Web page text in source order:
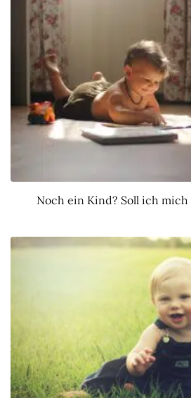
Noch ein Kind? Soll ich